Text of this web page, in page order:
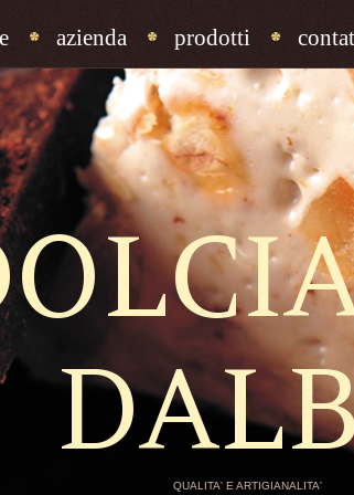
azienda prodotti
QUALITA' E ARTIGIANALITA'